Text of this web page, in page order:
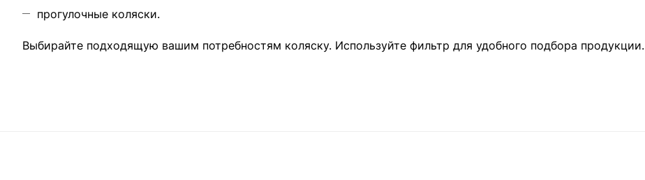
прогулочные коляски.
Выбирайте подходящую вашим потребностям коляску. Используйте фильтр для удобного подбора продукции.